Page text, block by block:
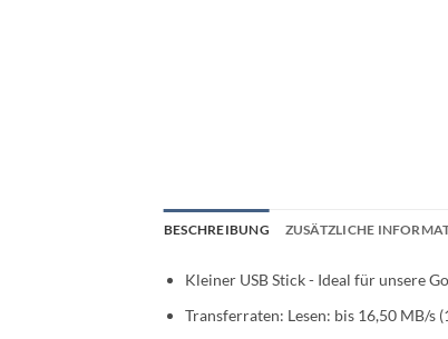
BESCHREIBUNG ZUSÄTZLICHE
Kleiner USB Stick - Ideal für unsere
Transferraten: Lesen: bis 16,50 MB/s